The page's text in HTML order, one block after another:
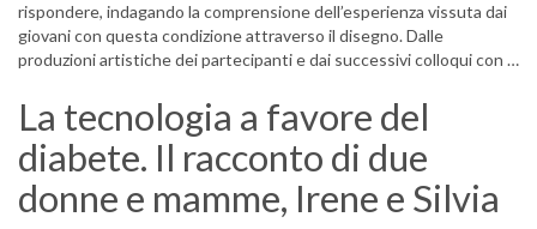
rispondere, indagando la comprensione dell’esperienza vissuta dai
giovani con questa condizione attraverso il disegno. Dalle
produzioni artistiche dei partecipanti e dai successivi colloqui con …
La tecnologia a favore del
diabete. Il racconto di due
donne e mamme, Irene e Silvia